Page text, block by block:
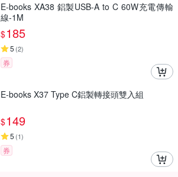
E-books XA38 鋁製USB-A to C 60W充電傳輸
線-1M
$185
5 (2)
券
E-books X37 Type C鋁製轉接頭雙入組
$149
5 (1)
券